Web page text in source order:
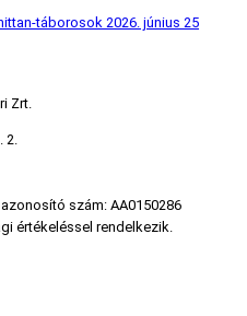
táborosok 2026. június 25
Zrt.
szám: AA0150286
értékeléssel rendelkezik.